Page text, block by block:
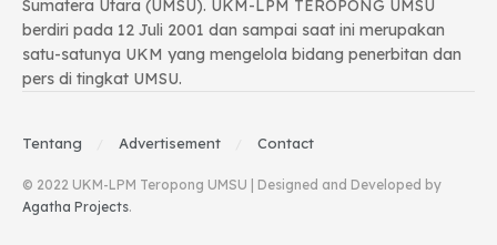
Sumatera Utara (UMSU). UKM-LPM TEROPONG UMSU
berdiri pada 12 Juli 2001 dan sampai saat ini merupakan
satu-satunya UKM yang mengelola bidang penerbitan dan
pers di tingkat UMSU.
Tentang Advertisement Contact
© 2022 UKM-LPM Teropong UMSU | Designed and Developed by
Agatha Projects.